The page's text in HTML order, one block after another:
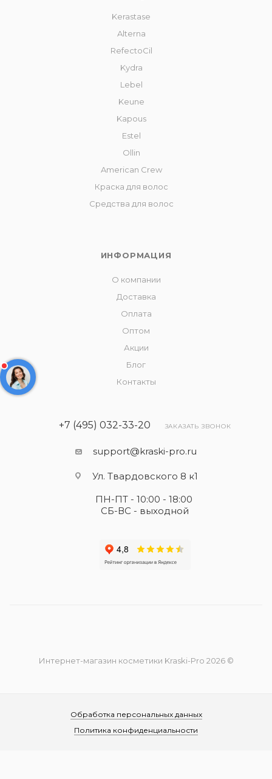
Kerastase
Alterna
RefectoCil
Kydra
Lebel
Keune
Kapous
Estel
Ollin
American Crew
Краска для волос
Средства для волос
ИНФОРМАЦИЯ
О компании
Доставка
Оплата
Оптом
Акции
Блог
Контакты
+7 (495) 032-33-20 ЗАКАЗАТЬ ЗВОНОК
support@kraski-pro.ru
Ул. Твардовского 8 к1
ПН-ПТ - 10:00 - 18:00
СБ-ВС - выходной
Интернет-магазин косметики Kraski-Pro 2026 ©
Обработка персональных данных
Политика конфиденциальности